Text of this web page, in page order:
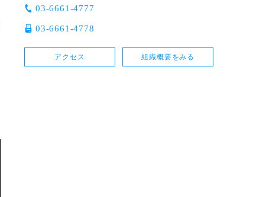
03-6661-4777
03-6661-4778
アクセス 組織概要をみる